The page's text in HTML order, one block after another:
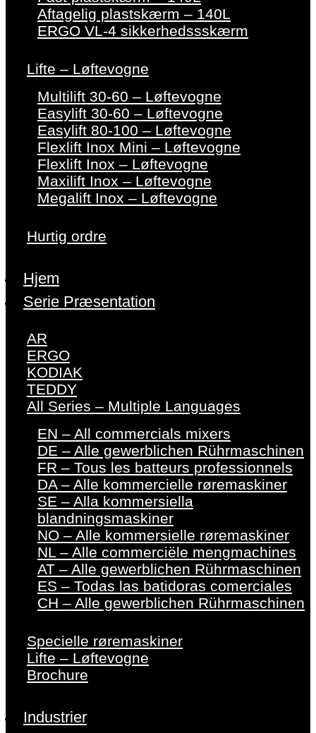
Aftagelig plastskærm – 140L
ERGO VL-4 sikkerhedssskærm
Lifte – Løftevogne
Multilift 30-60 – Løftevogne
Easylift 30-60 – Løftevogne
Easylift 80-100 – Løftevogne
Flexlift Inox Mini – Løftevogne
Flexlift Inox – Løftevogne
Maxilift Inox – Løftevogne
Megalift Inox – Løftevogne
Hurtig ordre
Hjem
Serie Præsentation
AR
ERGO
KODIAK
TEDDY
All Series – Multiple Languages
EN – All commercials mixers
DE – Alle gewerblichen Rührmaschinen
FR – Tous les batteurs professionnels
DA – Alle kommercielle røremaskiner
SE – Alla kommersiella
blandningsmaskiner
NO – Alle kommersielle røremaskiner
NL – Alle commerciële mengmachines
AT – Alle gewerblichen Rührmaschinen
ES – Todas las batidoras comerciales
CH – Alle gewerblichen Rührmaschinen
Specielle røremaskiner
Lifte – Løftevogne
Brochure
Industrier